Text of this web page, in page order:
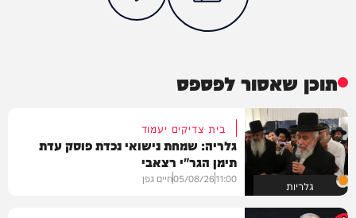
תוכן שאסור לפספס
גלריות
בית צדיקים יעמוד
גלריה: שמחת נישואי נכדת פוסק עדת
תימן הגר"י רצאבי
11:00
05/08/26חיים גפן